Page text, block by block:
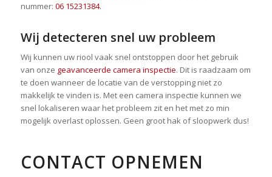
nummer: 06 15231384.
Wij detecteren snel uw probleem
Wij kunnen uw riool vaak snel ontstoppen door het gebruik
van onze geavanceerde camera inspectie. Dit is raadzaam om
te doen wanneer de locatie van de verstopping niet zo
makkelijk te vinden is. Met een camera inspectie kunnen we
snel lokaliseren waar het probleem zit en het met zo min
mogelijk overlast oplossen. Geen groot hak of sloopwerk dus!
CONTACT OPNEMEN